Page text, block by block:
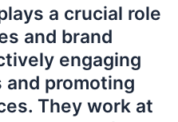
a crucial role
and brand
engaging
promoting
They work at